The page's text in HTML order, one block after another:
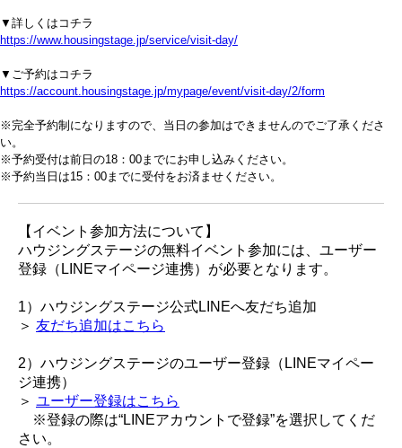
▼詳しくはコチラ
https://www.housingstage.jp/service/visit-day/
▼ご予約はコチラ
https://account.housingstage.jp/mypage/event/visit-day/2/form
※完全予約制になりますので、当日の参加はできませんのでご了承くださ
い。
※予約受付は前日の18：00までにお申し込みください。
※予約当日は15：00までに受付をお済ませください。
【イベント参加方法について】
ハウジングステージの無料イベント参加には、ユーザー
登録（LINEマイページ連携）が必要となります。
1）ハウジングステージ公式LINEへ友だち追加
＞ 友だち追加はこちら
2）ハウジングステージのユーザー登録（LINEマイペー
ジ連携）
＞ ユーザー登録はこちら
※登録の際は“LINEアカウントで登録”を選択してくだ
さい。